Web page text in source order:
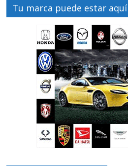
Tu marca puede estar aquí